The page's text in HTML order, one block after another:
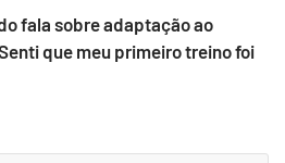
fala sobre adaptação ao
que meu primeiro treino foi